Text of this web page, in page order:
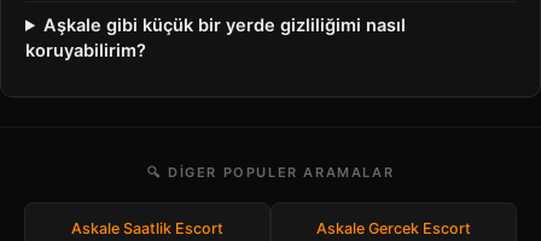
Aşkale gibi küçük bir yerde gizliliğimi nasıl
koruyabilirim?
🔍 DIGER POPULER ARAMALAR
Askale Saatlik Escort Askale Gercek Escort